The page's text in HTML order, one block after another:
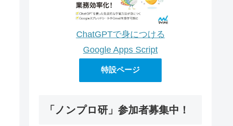
ChatGPTで身につける
Google Apps Script
特設ページ
「ノンプロ研」参加者募集中！